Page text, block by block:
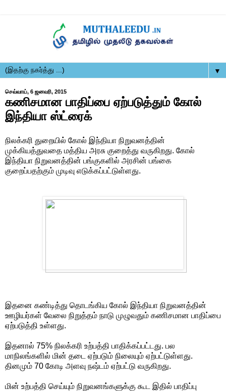
▼
செவ்வாய், 6 ஜனவரி, 2015
கணிசமான பாதிப்பை ஏற்படுத்தும் கோல்
இந்தியா ஸ்ட்ரைக்
நிலக்கரி துறையில் கோல் இந்தியா நிறுவனத்தின்
முக்கியத்துவதை மத்திய அரசு குறைத்து வருகிறது. கோல்
இந்தியா நிறுவனத்தின் பங்குகளில் அரசின் பங்கை
குறைப்பதற்கும் முடிவு எடுக்கப்பட்டுள்ளது.
இதனை கண்டித்து தொடங்கிய கோல் இந்தியா நிறுவனத்தின்
ஊழியர்கள் வேலை நிறுத்தம் நாடு முழுவதும் கணிசமான பாதிப்பை
ஏற்படுத்தி உள்ளது.
இதனால் 75% நிலக்கரி உற்பத்தி பாதிக்கப்பட்டது. பல
மாநிலங்களில் மின் தடை ஏற்படும் நிலையும் ஏற்பட்டுள்ளது.
தினமும் 70 கோடி அளவு நஷ்டம் ஏற்பட்டு வருகிறது.
மின் உற்பத்தி செய்யும் நிறுவனங்களுக்கு கூட இதில் பாதிப்பு